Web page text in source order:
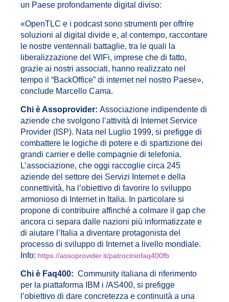
un Paese profondamente digital diviso:
«OpenTLC e i podcast sono strumenti per offrire
soluzioni al digital divide e, al contempo, raccontare
le nostre ventennali battaglie, tra le quali la
liberalizzazione del WIFi, imprese che di fatto,
grazie ai nostri associati, hanno realizzato nel
tempo il “BackOffice” di internet nel nostro Paese»,
conclude Marcello Cama.
Chi è Assoprovider: Associazione indipendente di
aziende che svolgono l’attività di Internet Service
Provider (ISP). Nata nel Luglio 1999, si prefigge di
combattere le logiche di potere e di spartizione dei
grandi carrier e delle compagnie di telefonia.
L’associazione, che oggi raccoglie circa 245
aziende del settore dei Servizi Internet e della
connettività, ha l’obiettivo di favorire lo sviluppo
armonioso di Internet in Italia. In particolare si
propone di contribuire affinché a colmare il gap che
ancora ci separa dalle nazioni più informatizzate e
di aiutare l’Italia a diventare protagonista del
processo di sviluppo di Internet a livello mondiale.
Info: https://assoprovider.it/patrociniofaq400fb
Chi è Faq400: Community italiana di riferimento
per la piattaforma IBM i /AS400, si prefigge
l’obiettivo di dare concretezza e continuità a una